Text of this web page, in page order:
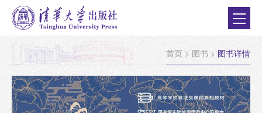
首页 > 图书 > 图书详情